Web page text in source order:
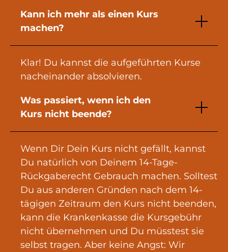
Kann ich mehr als einen Kurs
machen?
Klar! Du kannst die aufgeführten Kurse
nacheinander absolvieren.
Was passiert, wenn ich den
Kurs nicht beende?
Wenn Dir Dein Kurs nicht gefällt, kannst
Du natürlich von Deinem 14-Tage-
Rückgaberecht Gebrauch machen. Solltest
Du aus anderen Gründen nach dem 14-
tägigen Zeitraum den Kurs nicht beenden,
kann die Krankenkasse die Kursgebühr
nicht übernehmen und Du müsstest sie
selbst tragen. Aber keine Angst: Wir